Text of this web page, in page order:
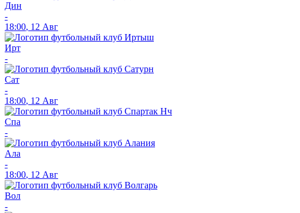
Дин
-
18:00, 12 Авг
Ирт
-
Сат
-
18:00, 12 Авг
Спа
-
Ала
-
18:00, 12 Авг
Вол
-